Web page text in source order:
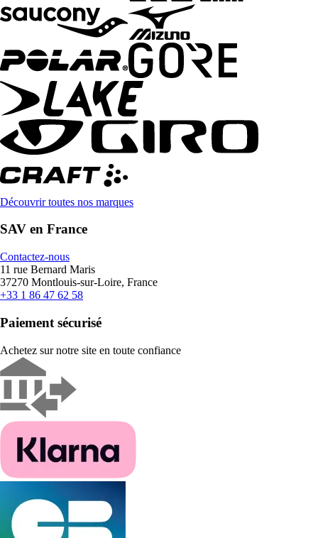
Découvrir toutes nos marques
SAV en France
Contactez-nous
11 rue Bernard Maris
37270 Montlouis-sur-Loire, France
+33 1 86 47 62 58
Paiement sécurisé
Achetez sur notre site en toute confiance